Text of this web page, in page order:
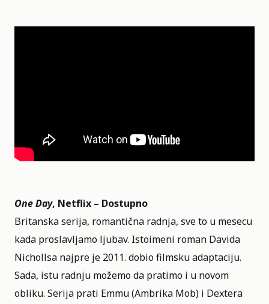
One Day, Netflix – Dostupno
Britanska serija, romantična radnja, sve to u mesecu
kada proslavljamo ljubav. Istoimeni roman Davida
Nichollsa najpre je 2011. dobio filmsku adaptaciju.
Sada, istu radnju možemo da pratimo i u novom
obliku. Serija prati Emmu (Ambrika Mob) i Dextera